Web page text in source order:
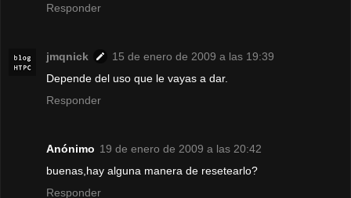
Responder
jmqnick
15 de enero de 2009 a las 19:39
Depende del uso que le vayas a dar.
Responder
Anónimo 19 de enero de 2009 a las 20:42
buenas,hay alguna manera de resetearlo?
Responder